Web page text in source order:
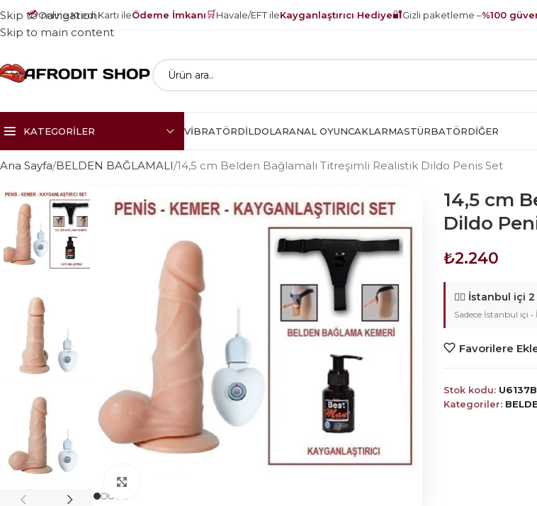
💳Online Kredi Kartı ileÖdeme İmkanı🛒Havale/EFT ileKayganlaştırıcı Hediye🔐Gizli paketleme –%100
Skip to navigation
Skip to main content
KATEGORILER VIBRATÖRDILDOLARANAL OYUNCAKLARMASTÜRBATÖRDIĞER
Ana Sayfa BELDEN BAĞLAMALI 14,5 cm Belden Bağlamalı Titreşimli Realistik Dildo Penis Set
14,5 cm
Dildo
₺2.240
🚴‍♂️ İstanbul içi
Sadece İstanbul içi
Favorilere
Stok kodu: U6137B
Kategoriler: